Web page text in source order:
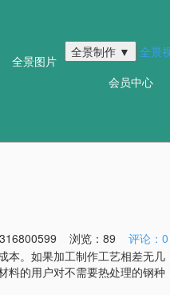
全景图片
全景制作 ▼ 全景
会员中心
浏览： 89
评论：0
。如果加工制作工艺相差无
对不需要热处理的钢种，